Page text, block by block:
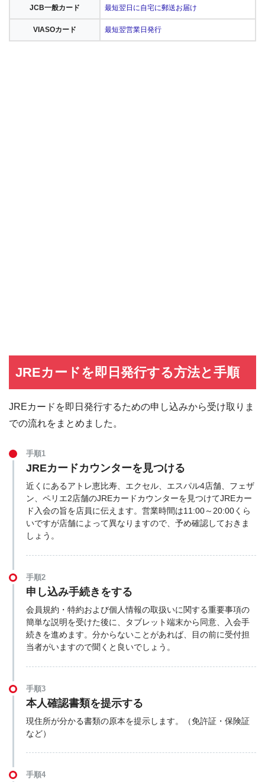
JCB一般カード 最短翌日に自宅に郵送お届け
VIASOカード 最短翌営業日発行
JREカードを即日発行する方法と手順
JREカードを即日発行するための申し込みから受け取りま
での流れをまとめました。
手順1
JREカードカウンターを見つける
近くにあるアトレ恵比寿、エクセル、エスパル4店舗、フェザ
ン、ペリエ2店舗のJREカードカウンターを見つけてJREカー
ド入会の旨を店員に伝えます。営業時間は11:00～20:00くら
いですが店舗によって異なりますので、予め確認しておきま
しょう。
手順2
申し込み手続きをする
会員規約・特約および個人情報の取扱いに関する重要事項の
簡単な説明を受けた後に、タブレット端末から同意、入会手
続きを進めます。分からないことがあれば、目の前に受付担
当者がいますので聞くと良いでしょう。
手順3
本人確認書類を提示する
現住所が分かる書類の原本を提示します。（免許証・保険証
など）
手順4